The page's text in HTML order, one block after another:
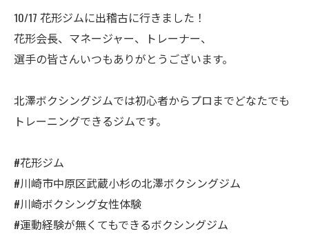
10/17 花形ジムに出稽古に行きました！
花形会長、マネージャー、トレーナー、
選手の皆さんいつもありがとうございます。
北澤ボクシングジムでは初心者からプロまでどなたでも
トレーニングできるジムです。
#花形ジム
#川崎市中原区武蔵小杉の北澤ボクシングジム
#川崎ボクシング女性体験
#運動経験が無くてもできるボクシングジム